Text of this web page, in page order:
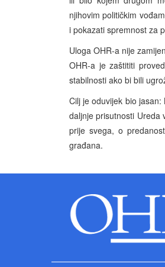
njihovim političkim
i pokazati spremnost za
Uloga OHR-a nije
OHR-a je zaštititi
stabilnosti ako bi bili
Cilj je oduvijek bio
daljnje prisutnosti Ureda
prije svega, o
građana.